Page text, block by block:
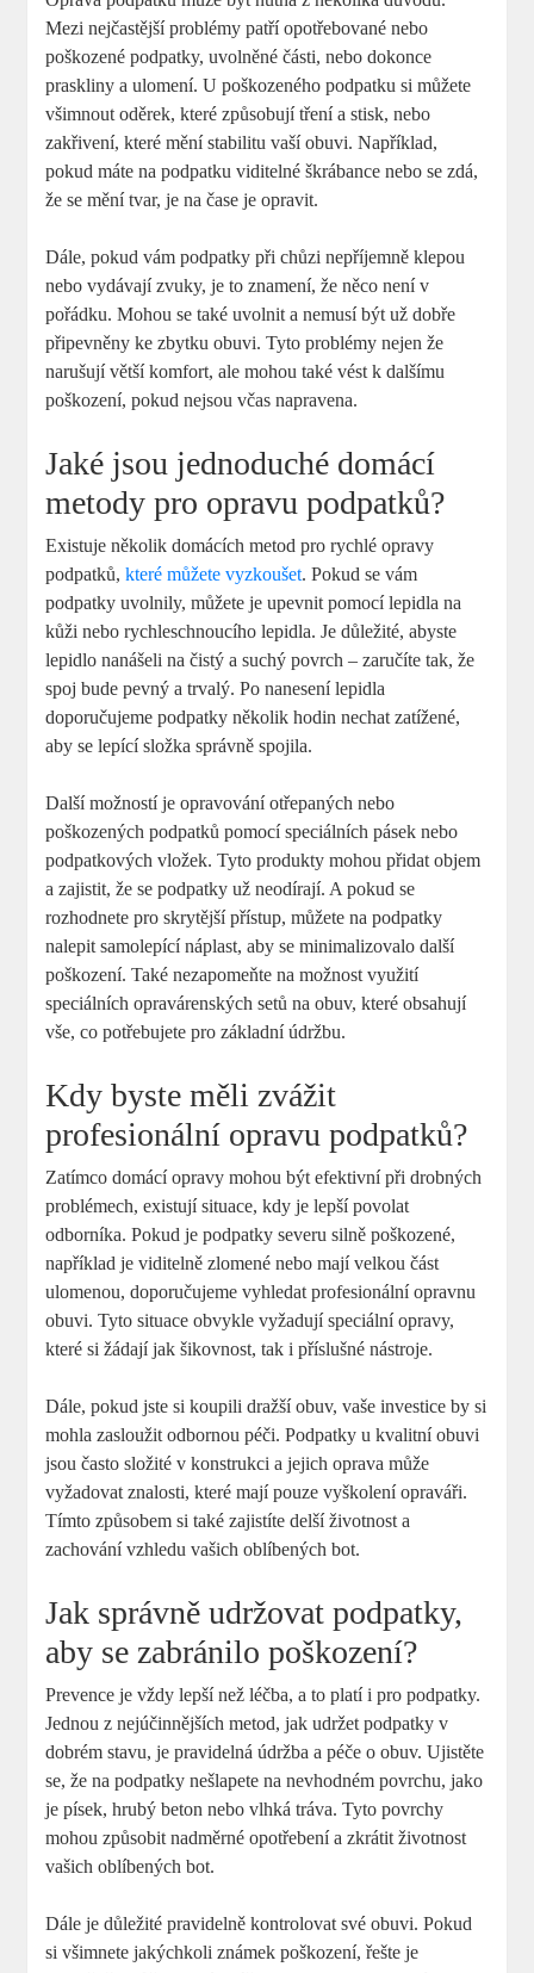
Mezi nejčastější problémy patří opotřebované nebo
poškozené podpatky, uvolněné části, nebo dokonce
praskliny a ulomení. U poškozeného podpatku si můžete
všimnout oděrek, které způsobují tření a stisk, nebo
zakřivení, které mění stabilitu vaší obuvi. Například,
pokud máte na podpatku viditelné škrábance nebo se zdá,
že se mění tvar, je na čase je opravit.
Dále, pokud vám podpatky při chůzi nepříjemně klepou
nebo vydávají zvuky, je to znamení, že něco není v
pořádku. Mohou se také uvolnit a nemusí být už dobře
připevněny ke zbytku obuvi. Tyto problémy nejen že
narušují větší komfort, ale mohou také vést k dalšímu
poškození, pokud nejsou včas napravena.
Jaké jsou jednoduché domácí
metody pro opravu podpatků?
Existuje několik domácích metod pro rychlé opravy
podpatků,které můžete vyzkoušet. Pokud se vám
podpatky uvolnily, můžete je upevnit pomocí lepidla na
kůži nebo rychleschnoucího lepidla. Je důležité, abyste
lepidlo nanášeli na čistý a suchý povrch – zaručíte tak, že
spoj bude pevný a trvalý. Po nanesení lepidla
doporučujeme podpatky několik hodin nechat zatížené,
aby se lepící složka správně spojila.
Další možností je opravování otřepaných nebo
poškozených podpatků pomocí speciálních pásek nebo
podpatkových vložek. Tyto produkty mohou přidat objem
a zajistit, že se podpatky už neodírají. A pokud se
rozhodnete pro skrytější přístup, můžete na podpatky
nalepit samolepící náplast, aby se minimalizovalo další
poškození. Také nezapomeňte na možnost využití
speciálních opravárenských setů na obuv, které obsahují
vše, co potřebujete pro základní údržbu.
Kdy byste měli zvážit
profesionální opravu podpatků?
Zatímco domácí opravy mohou být efektivní při drobných
problémech, existují situace, kdy je lepší povolat
odborníka. Pokud je podpatky severu silně poškozené,
například je viditelně zlomené nebo mají velkou část
ulomenou, doporučujeme vyhledat profesionální opravnu
obuvi. Tyto situace obvykle vyžadují speciální opravy,
které si žádají jak šikovnost, tak i příslušné nástroje.
Dále, pokud jste si koupili dražší obuv, vaše investice by si
mohla zasloužit odbornou péči. Podpatky u kvalitní obuvi
jsou často složité v konstrukci a jejich oprava může
vyžadovat znalosti, které mají pouze vyškolení opraváři.
Tímto způsobem si také zajistíte delší životnost a
zachování vzhledu vašich oblíbených bot.
Jak správně udržovat podpatky,
aby se zabránilo poškození?
Prevence je vždy lepší než léčba, a to platí i pro podpatky.
Jednou z nejúčinnějších metod, jak udržet podpatky v
dobrém stavu, je pravidelná údržba a péče o obuv. Ujistěte
se, že na podpatky nešlapete na nevhodném povrchu, jako
je písek, hrubý beton nebo vlhká tráva. Tyto povrchy
mohou způsobit nadměrné opotřebení a zkrátit životnost
vašich oblíbených bot.
Dále je důležité pravidelně kontrolovat své obuvi. Pokud
si všimnete jakýchkoli známek poškození, řešte je